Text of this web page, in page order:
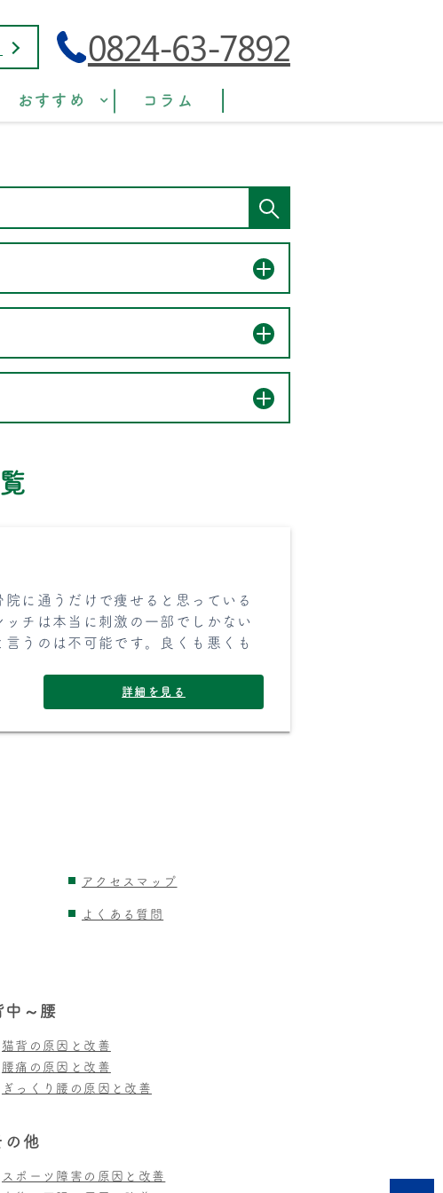
0824-63-7892
おすすめ コラム
に通うだけで痩せると思っている
チは本当に刺激の一部でしかない
うのは不可能です。良くも悪くも
詳細を見る
アクセスマップ
よくある質問
中～腰
猫背の原因と改善
腰痛の原因と改善
ぎっくり腰の原因と改善
の他
スポーツ障害の原因と改善